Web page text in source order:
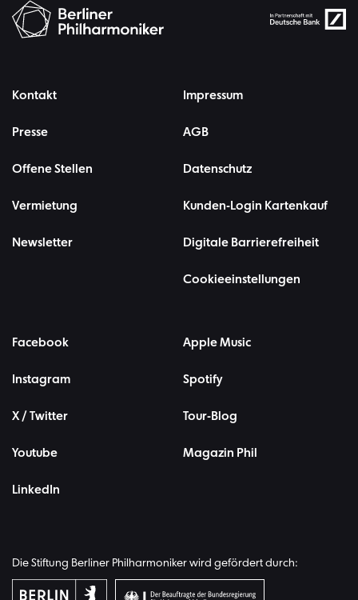
Kontakt
Presse
Offene Stellen
Vermietung
Newsletter
Impressum
AGB
Datenschutz
Kunden-Login Kartenkauf
Digitale Barrierefreiheit
Cookieeinstellungen
Facebook
Instagram
X / Twitter
Youtube
LinkedIn
Apple Music
Spotify
Tour-Blog
Magazin Phil
Die Stiftung Berliner Philharmoniker wird gefördert durch: